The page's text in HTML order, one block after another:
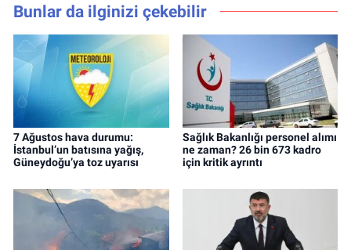
Bunlar da ilginizi çekebilir
7 Ağustos hava durumu:
İstanbul’un batısına yağış,
Güneydoğu’ya toz uyarısı
Sağlık Bakanlığı personel alımı
ne zaman? 26 bin 673 kadro
için kritik ayrıntı